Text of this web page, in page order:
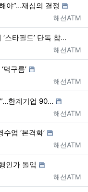
야”…재심의 결정
등록자
해선ATM
스타필드’ 단독 참…
등록자
해선ATM
구름’
등록자
해선ATM
한계기업 90…
등록자
해선ATM
업 ‘본격화’
등록자
해선ATM
인가 돌입
등록자
해선ATM